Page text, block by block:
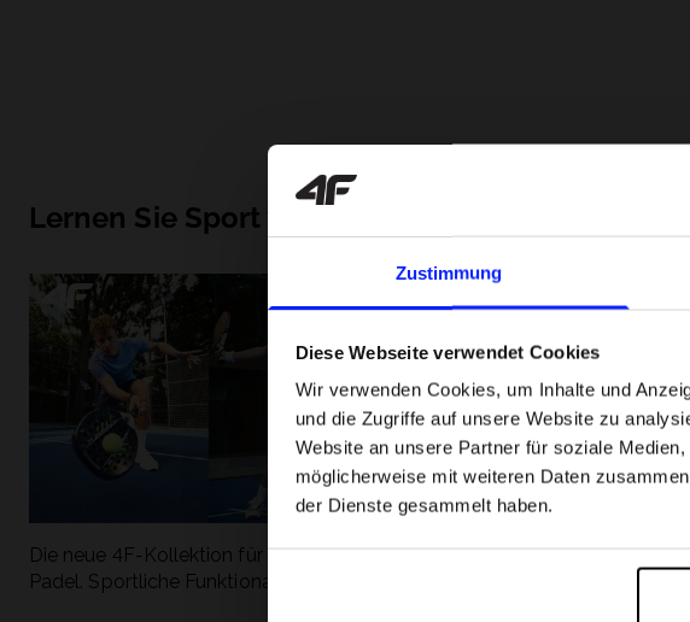
Zustimmung
Diese Webseite verwendet Cookies
Wir verwenden Cookies, um Inhalte und
und die Zugriffe auf unsere Website zu
Website an unsere Partner für soziale
möglicherweise mit weiteren Daten
der Dienste gesammelt haben.
Lernen Sie Sport von Grund auf kennen
Die neue 4F-Kollektion für Tennis und
Padel. Sportliche Funktionalität trifft auf
Die beliebtesten